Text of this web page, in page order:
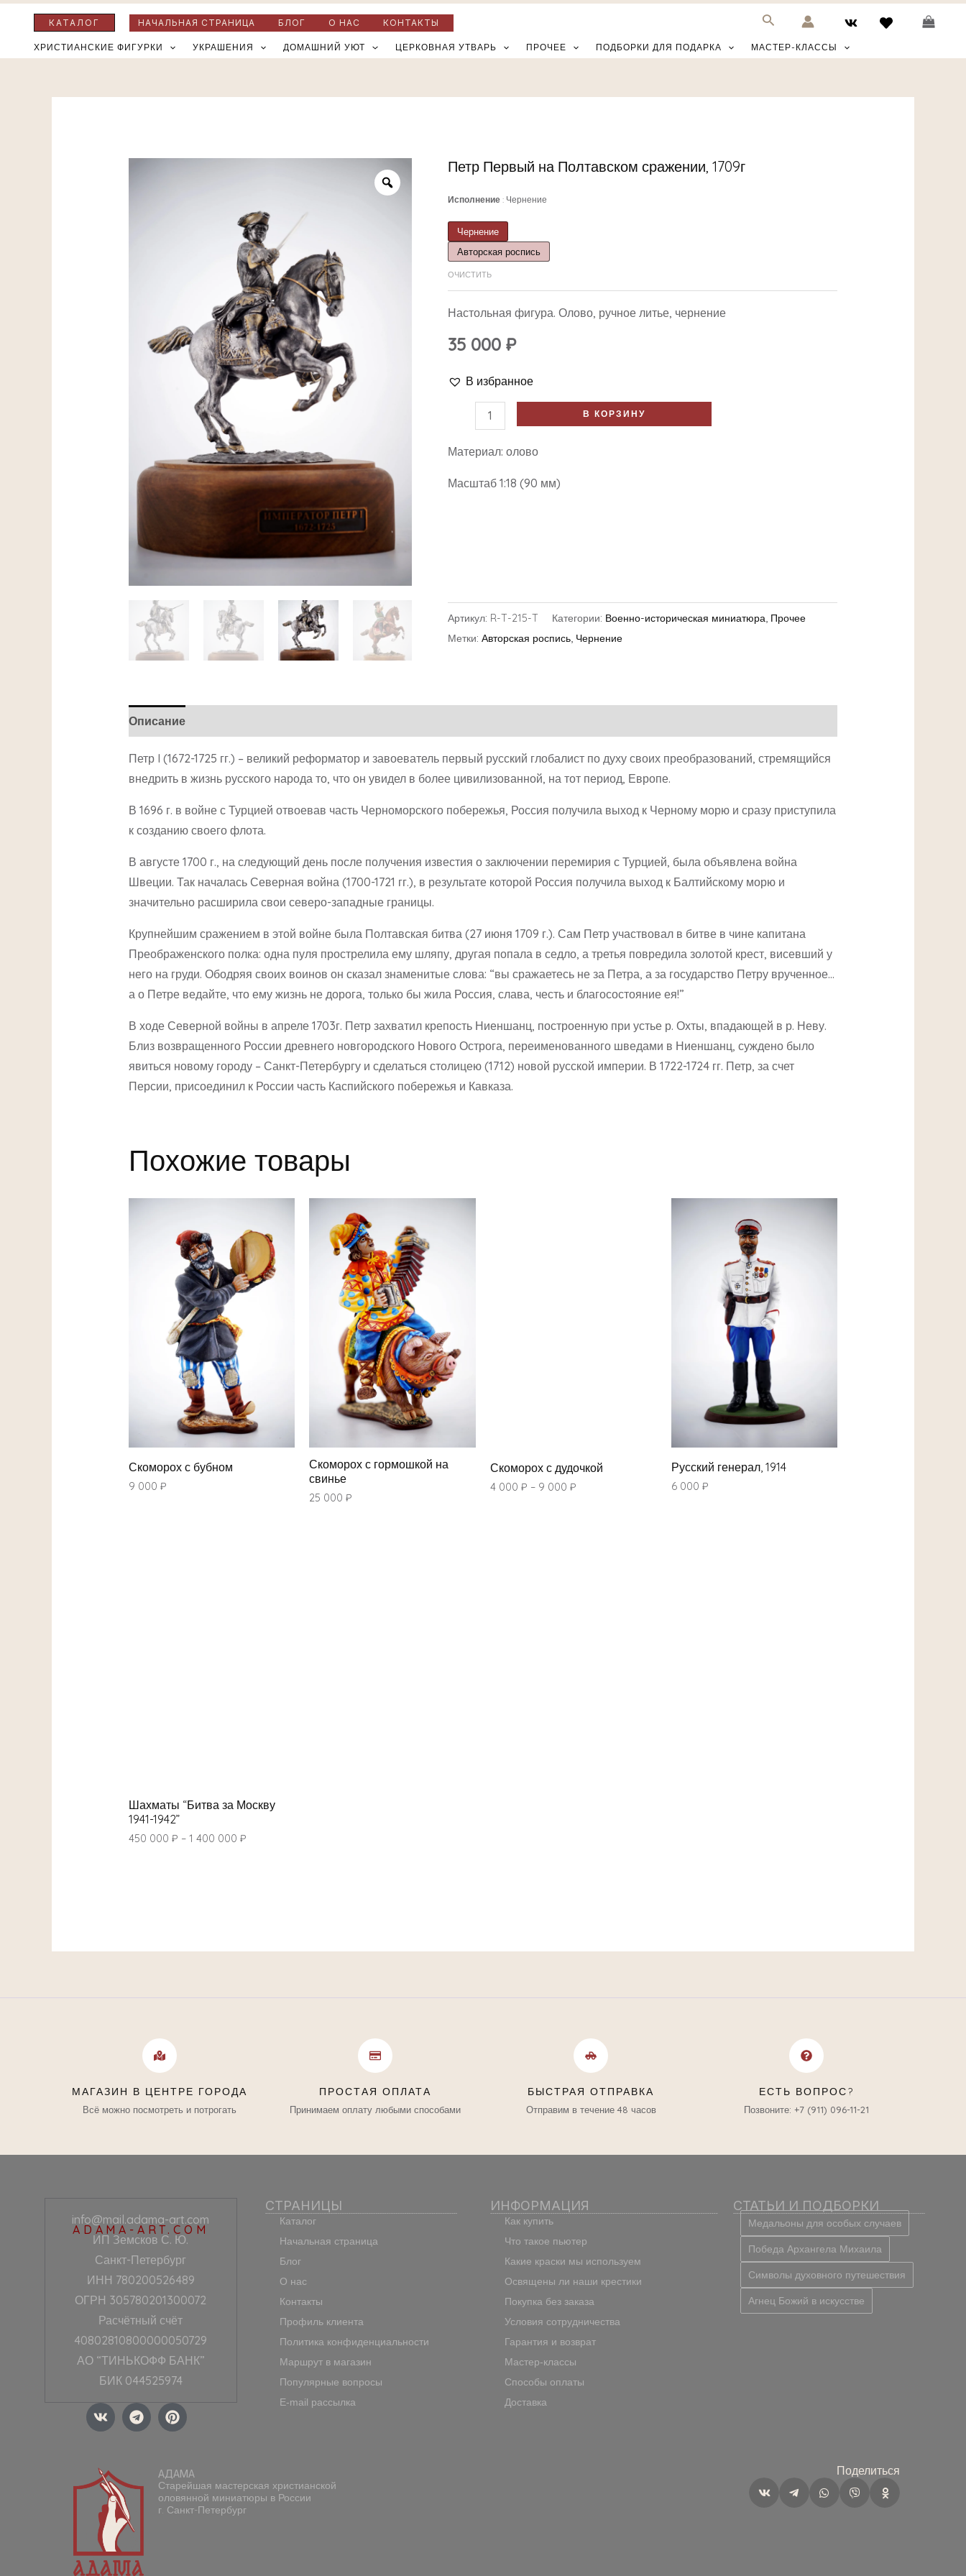
Перейти
содержимому
КАТАЛОГ НАЧАЛЬНАЯ СТРАНИЦА БЛОГ О НАС КОНТАКТЫ
ХРИСТИАНСКИЕ ФИГУРКИ УКРАШЕНИЯ ДОМАШНИЙ УЮТ ЦЕРКОВНАЯ УТВАРЬ ПРОЧЕЕ ПОДБОРКИ ДЛЯ ПОДАРКА МАСТЕР-КЛАССЫ
Петр Первый на Полтавском сражении, 1709г
Исполнение Чернение
Чернение
Авторская роспись
ОЧИСТИТЬ
Настольная фигура. Олово, ручное литье, чернение
35 000 ₽
В избранное
Количество
Первый
на
Полтавском
сражении,
1709г
В КОРЗИНУ
Материал: олово
Масштаб 1:18 (90 мм)
Артикул: R-T-215-T Категории: Военно-историческая миниатюра, Прочее
Метки: Авторская роспись, Чернение
Описание
Петр I (1672-1725 гг.) – великий реформатор и завоеватель первый русский глобалист по духу своих преобразований, стремящийся
внедрить в жизнь русского народа то, что он увидел в более цивилизованной, на тот период, Европе.
В 1696 г. в войне с Турцией отвоевав часть Черноморского побережья, Россия получила выход к Черному морю и сразу приступила
к созданию своего флота.
В августе 1700 г., на следующий день после получения известия о заключении перемирия с Турцией, была объявлена война
Швеции. Так началась Северная война (1700-1721 гг.), в результате которой Россия получила выход к Балтийскому морю и
значительно расширила свои северо-западные границы.
Крупнейшим сражением в этой войне была Полтавская битва (27 июня 1709 г.). Сам Петр участвовал в битве в чине капитана
Преображенского полка: одна пуля прострелила ему шляпу, другая попала в седло, а третья повредила золотой крест, висевший у
него на груди. Ободряя своих воинов он сказал знаменитые слова: “вы сражаетесь не за Петра, а за государство Петру врученное…
а о Петре ведайте, что ему жизнь не дорога, только бы жила Россия, слава, честь и благосостояние ея!”
В ходе Северной войны в апреле 1703г. Петр захватил крепость Ниеншанц, построенную при устье р. Охты, впадающей в р. Неву.
Близ возвращенного России древнего новгородского Нового Острога, переименованного шведами в Ниеншанц, суждено было
явиться новому городу – Санкт-Петербургу и сделаться столицею (1712) новой русской империи. В 1722-1724 гг. Петр, за счет
Персии, присоединил к России часть Каспийского побережья и Кавказа.
Похожие товары
Скоморох с бубном
9 000 ₽
Скоморох с гормошкой на
свинье
25 000₽
Скоморох с дудочкой
4 000 ₽ – 9 000 ₽
Русский генерал, 1914
6 000 ₽
Шахматы “Битва за Москву
1941-1942”
450 000 ₽ – 1 400 000 ₽
МАГАЗИН В ЦЕНТРЕ ГОРОДА
Всё можно посмотреть и потрогать
ПРОСТАЯ ОПЛАТА
Принимаем оплату любыми способами
БЫСТРАЯ ОТПРАВКА
Отправим в течение 48 часов
ЕСТЬ ВОПРОС?
Позвоните: +7 (911) 096-11-21
info@mail.adama-art.com
ADAMA-ART.COM
ИП Земсков С. Ю.
Санкт-Петербург
ИНН 780200526489
ОГРН 305780201300072
Расчётный счёт
40802810800000050729
АО “ТИНЬКОФФ БАНК”
БИК 044525974
V
k
T
e
r
P
i
e
r
e
s
СТРАНИЦЫ
Каталог
Начальная страница
Блог
О нас
Контакты
Профиль клиента
Политика конфиденциальности
Маршрут в магазин
Популярные вопросы
E-mail рассылка
ИНФОРМАЦИЯ
Как купить
Что такое пьютер
Какие краски мы используем
Освящены ли наши крестики
Покупка без заказа
Условия сотрудничества
Гарантия и возврат
Мастер-классы
Способы оплаты
Доставка
СТАТЬИ И ПОДБОРКИ
Медальоны для особых случаев
Победа Архангела Михаила
Символы духовного путешествия
Агнец Божий в искусстве
АДАМА
Старейшая мастерская христианской
оловянной миниатюры в России
г. Санкт-Петербург
Поделиться